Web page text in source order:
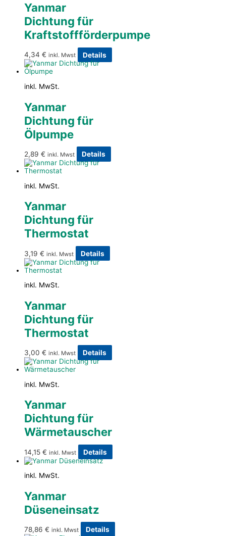
Yanmar
Dichtung für
Kraftstoffförderpumpe
4,34 € inkl. Mwst Details
inkl. MwSt.
Yanmar
Dichtung für
Ölpumpe
2,89 € inkl. Mwst Details
inkl. MwSt.
Yanmar
Dichtung für
Thermostat
3,19 € inkl. Mwst Details
inkl. MwSt.
Yanmar
Dichtung für
Thermostat
3,00 € inkl. Mwst Details
inkl. MwSt.
Yanmar
Dichtung für
Wärmetauscher
14,15 € inkl. Mwst Details
inkl. MwSt.
Yanmar
Düseneinsatz
78,86 € inkl. Mwst Details